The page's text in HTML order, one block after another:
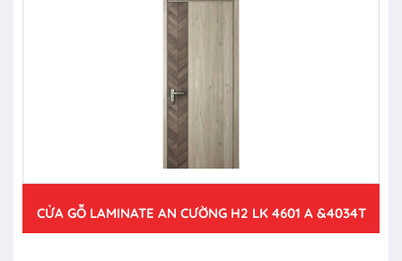
CỬA GỖ LAMINATE AN CƯỜNG H2 LK 4601 A &4034T